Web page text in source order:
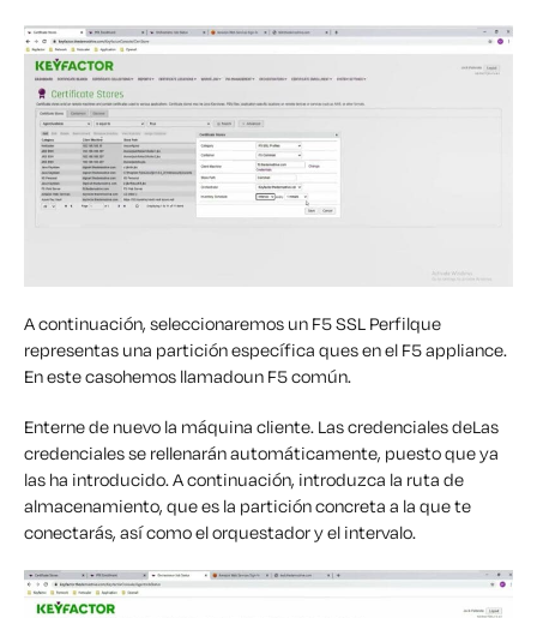
A continuación, seleccionaremos un F5 SSL Perfilque
representas una partición específica quesen el F5appliance.
En este casohemos llamadoun F5 común.
Enterne de nuevo la máquina cliente. Las credenciales deLas
credenciales se rellenarán automáticamente, puesto que ya
las ha introducido. A continuación, introduzca la ruta de
almacenamiento, que es la partición concreta a la que te
conectarás, así como el orquestador y el intervalo.